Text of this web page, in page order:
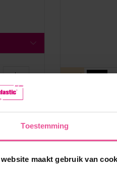
Toestemming
website maakt gebruik van
L Naturel Zwart